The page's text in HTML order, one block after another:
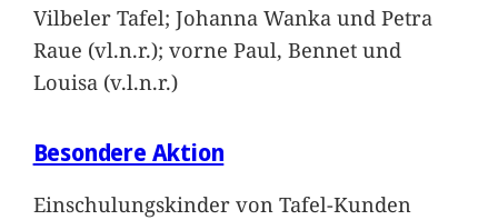
Vilbeler Tafel; Johanna Wanka und Petra
Raue (vl.n.r.); vorne Paul, Bennet und
Louisa (v.l.n.r.)
Besondere Aktion
Einschulungskinder von Tafel-Kunden